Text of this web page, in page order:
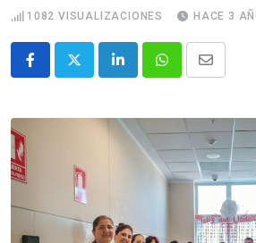
1082 VISUALIZACIONES HACE 3